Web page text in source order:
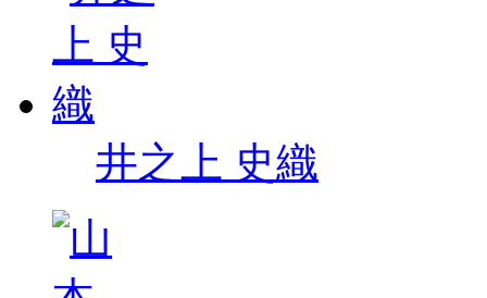
井之上 史織